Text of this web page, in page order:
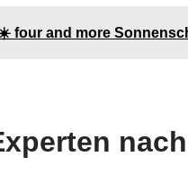
four and more